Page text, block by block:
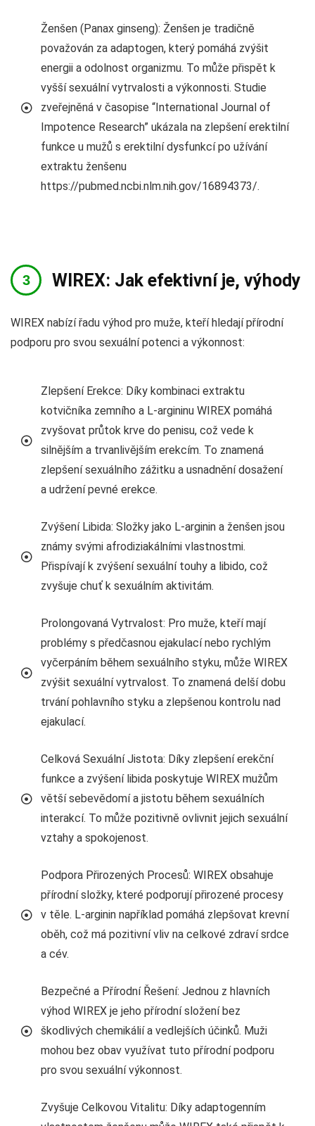
Ženšen (Panax ginseng): Ženšen je tradičně
považován za adaptogen, který pomáhá zvýšit
energii a odolnost organizmu. To může přispět k
vyšší sexuální vytrvalosti a výkonnosti. Studie
zveřejněná v časopise “International Journal of
Impotence Research” ukázala na zlepšení erektilní
funkce u mužů s erektilní dysfunkcí po užívání
extraktu ženšenu
https://pubmed.ncbi.nlm.nih.gov/16894373/.
WIREX: Jak efektivní je, výhody
WIREX nabízí řadu výhod pro muže, kteří hledají přírodní
podporu pro svou sexuální potenci a výkonnost:
Zlepšení Erekce: Díky kombinaci extraktu
kotvičníka zemního a L-argininu WIREX pomáhá
zvyšovat průtok krve do penisu, což vede k
silnějším a trvanlivějším erekcím. To znamená
zlepšení sexuálního zážitku a usnadnění dosažení
a udržení pevné erekce.
Zvýšení Libida: Složky jako L-arginin a ženšen jsou
známy svými afrodiziakálními vlastnostmi.
Přispívají k zvýšení sexuální touhy a libido, což
zvyšuje chuť k sexuálním aktivitám.
Prolongovaná Vytrvalost: Pro muže, kteří mají
problémy s předčasnou ejakulací nebo rychlým
vyčerpáním během sexuálního styku, může WIREX
zvýšit sexuální vytrvalost. To znamená delší dobu
trvání pohlavního styku a zlepšenou kontrolu nad
ejakulací.
Celková Sexuální Jistota: Díky zlepšení erekční
funkce a zvýšení libida poskytuje WIREX mužům
větší sebevědomí a jistotu během sexuálních
interakcí. To může pozitivně ovlivnit jejich sexuální
vztahy a spokojenost.
Podpora Přirozených Procesů: WIREX obsahuje
přírodní složky, které podporují přirozené procesy
v těle. L-arginin například pomáhá zlepšovat krevní
oběh, což má pozitivní vliv na celkové zdraví srdce
a cév.
Bezpečné a Přírodní Řešení: Jednou z hlavních
výhod WIREX je jeho přírodní složení bez
škodlivých chemikálií a vedlejších účinků. Muži
mohou bez obav využívat tuto přírodní podporu
pro svou sexuální výkonnost.
Zvyšuje Celkovou Vitalitu: Díky adaptogenním